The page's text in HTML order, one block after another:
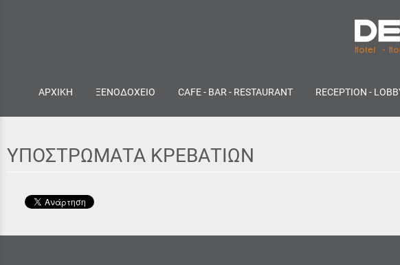
ΑΡΧΙΚΗ ΞΕΝΟΔΟΧΕΙΟ CAFE - BAR - RESTAURANT RECEPTION -
ΥΠΟΣΤΡΩΜΑΤΑ ΚΡΕΒΑΤΙΩΝ